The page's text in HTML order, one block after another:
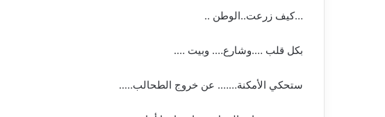
…كيف زرعت..الوطن ..
بكل قلب ….وشارع…. وبيت ….
ستحكي الأمكنة……. عن خروج الطحالب…..